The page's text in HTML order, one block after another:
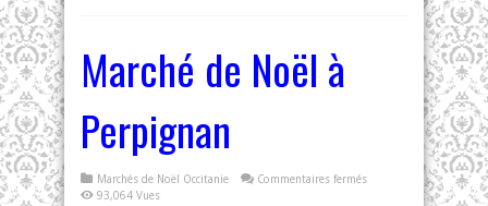
Marché de Noël à
Perpignan
Marchés de Noël Occitanie Commentaires fermés
93,064 Vues